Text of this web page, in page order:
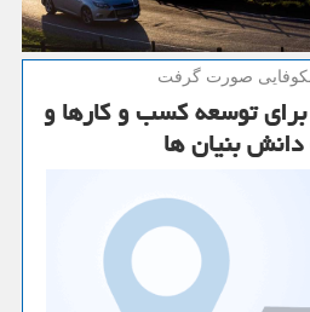
صورت گرفت
برای توسعه كسب و كارها و
بنیان ها